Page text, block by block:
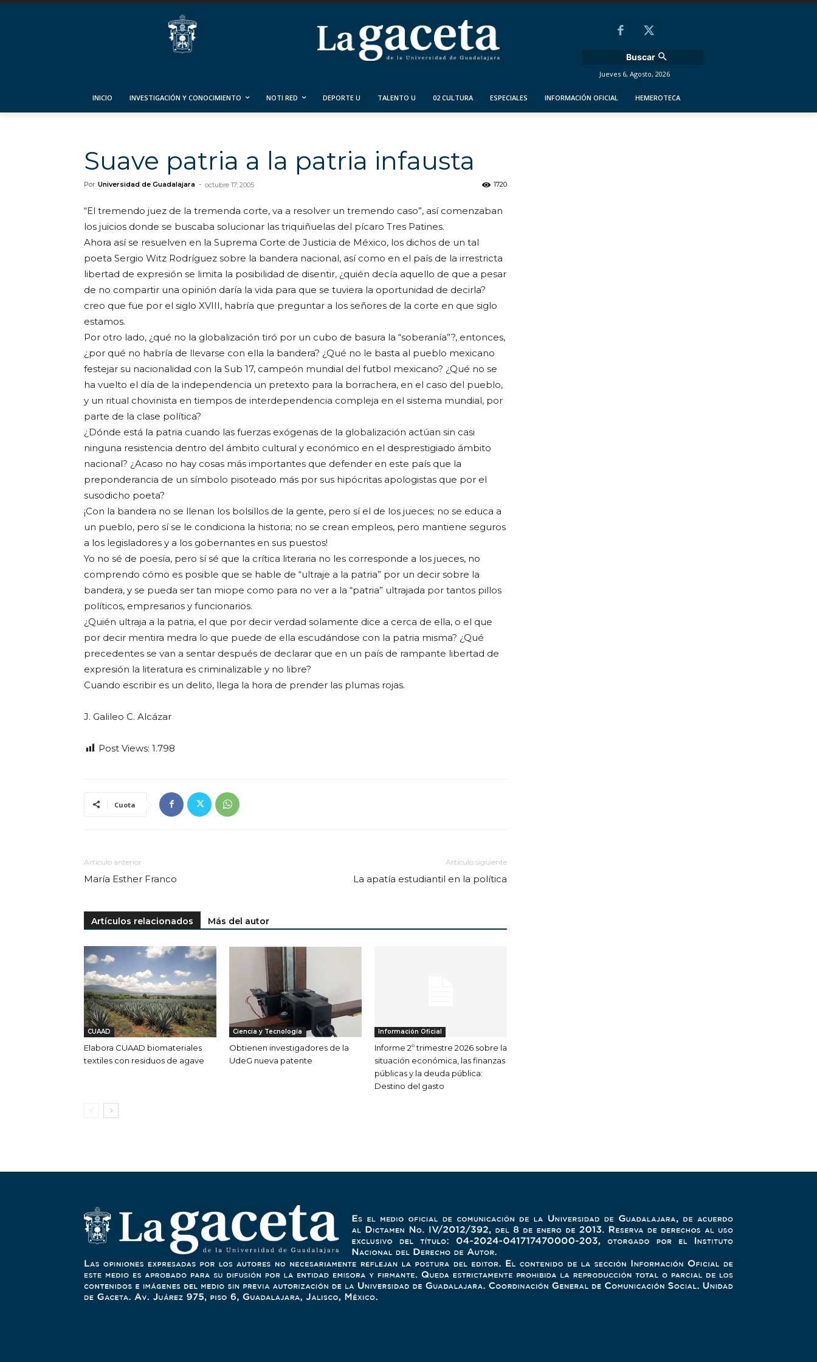
Buscar
Jueves 6, Agosto, 2026
INICIO INVESTIGACIÓN Y CONOCIMIENTO NOTI RED DEPORTE U TALENTO U 02 CULTURA ESPECIALES INFORMACIÓN OFICIAL HEMEROTECA
Suave patria a la patria infausta
Por Universidad de Guadalajara - octubre 17, 2005 1720
“El tremendo juez de la tremenda corte, va a resolver un tremendo caso”, así comenzaban
los juicios donde se buscaba solucionar las triquiñuelas del pícaro Tres Patines.
Ahora así se resuelven en la Suprema Corte de Justicia de México, los dichos de un tal
poeta Sergio Witz Rodríguez sobre la bandera nacional, así como en el país de la irrestricta
libertad de expresión se limita la posibilidad de disentir, ¿quién decía aquello de que a pesar
de no compartir una opinión daría la vida para que se tuviera la oportunidad de decirla?
creo que fue por el siglo XVIII, habría que preguntar a los señores de la corte en que siglo
estamos.
Por otro lado, ¿qué no la globalización tiró por un cubo de basura la “soberanía”?, entonces,
¿por qué no habría de llevarse con ella la bandera? ¿Qué no le basta al pueblo mexicano
festejar su nacionalidad con la Sub 17, campeón mundial del futbol mexicano? ¿Qué no se
ha vuelto el día de la independencia un pretexto para la borrachera, en el caso del pueblo,
y un ritual chovinista en tiempos de interdependencia compleja en el sistema mundial, por
parte de la clase política?
¿Dónde está la patria cuando las fuerzas exógenas de la globalización actúan sin casi
ninguna resistencia dentro del ámbito cultural y económico en el desprestigiado ámbito
nacional? ¿Acaso no hay cosas más importantes que defender en este país que la
preponderancia de un símbolo pisoteado más por sus hipócritas apologistas que por el
susodicho poeta?
¡Con la bandera no se llenan los bolsillos de la gente, pero sí el de los jueces; no se educa a
un pueblo, pero sí se le condiciona la historia; no se crean empleos, pero mantiene seguros
a los legisladores y a los gobernantes en sus puestos!
Yo no sé de poesía, pero sí sé que la crítica literaria no les corresponde a los jueces, no
comprendo cómo es posible que se hable de “ultraje a la patria” por un decir sobre la
bandera, y se pueda ser tan miope como para no ver a la “patria” ultrajada por tantos pillos
políticos, empresarios y funcionarios.
¿Quién ultraja a la patria, el que por decir verdad solamente dice a cerca de ella, o el que
por decir mentira medra lo que puede de ella escudándose con la patria misma? ¿Qué
precedentes se van a sentar después de declarar que en un país de rampante libertad de
expresión la literatura es criminalizable y no libre?
Cuando escribir es un delito, llega la hora de prender las plumas rojas.
J. Galileo C. Alcázar
Post Views: 1.798
Cuota
Artículo anterior
María Esther Franco
Artículo siguiente
La apatía estudiantil en la política
Artículos relacionados Más del autor
CUAAD
Elabora CUAAD biomateriales
textiles con residuos de agave
Ciencia y Tecnología
Obtienen investigadores de la
UdeG nueva patente
Información Oficial
Informe 2º trimestre 2026 sobre la
situación económica, las finanzas
públicas y la deuda pública:
Destino del gasto